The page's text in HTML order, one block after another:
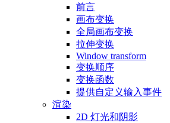
前言
画布变换
全局画布变换
拉伸变换
Window transform
变换顺序
变换函数
提供自定义输入事件
渲染
2D 灯光和阴影